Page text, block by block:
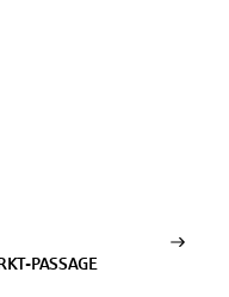
PASSAGE